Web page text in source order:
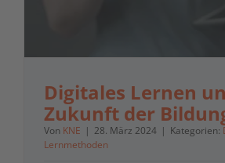
Digitales Lernen
Zukunft der
Von KNE | 28. März 2024 | Kategorien:
Lernmethoden